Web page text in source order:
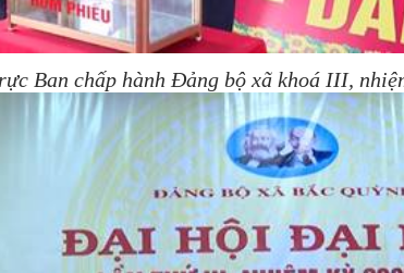
Ban chấp hành Đảng bộ xã khoá III,